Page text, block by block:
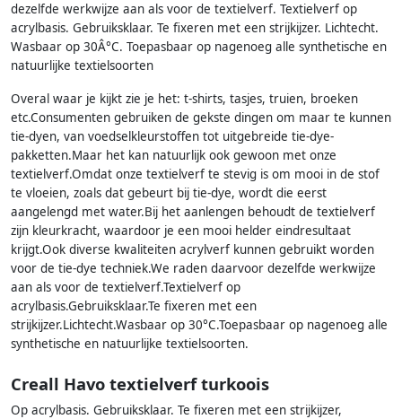
dezelfde werkwijze aan als voor de textielverf. Textielverf op
acrylbasis. Gebruiksklaar. Te fixeren met een strijkijzer. Lichtecht.
Wasbaar op 30Â°C. Toepasbaar op nagenoeg alle synthetische en
natuurlijke textielsoorten
Overal waar je kijkt zie je het: t-shirts, tasjes, truien, broeken
etc.Consumenten gebruiken de gekste dingen om maar te kunnen
tie-dyen, van voedselkleurstoffen tot uitgebreide tie-dye-
pakketten.Maar het kan natuurlijk ook gewoon met onze
textielverf.Omdat onze textielverf te stevig is om mooi in de stof
te vloeien, zoals dat gebeurt bij tie-dye, wordt die eerst
aangelengd met water.Bij het aanlengen behoudt de textielverf
zijn kleurkracht, waardoor je een mooi helder eindresultaat
krijgt.Ook diverse kwaliteiten acrylverf kunnen gebruikt worden
voor de tie-dye techniek.We raden daarvoor dezelfde werkwijze
aan als voor de textielverf.Textielverf op
acrylbasis.Gebruiksklaar.Te fixeren met een
strijkijzer.Lichtecht.Wasbaar op 30°C.Toepasbaar op nagenoeg alle
synthetische en natuurlijke textielsoorten.
Creall Havo textielverf turkoois
Op acrylbasis. Gebruiksklaar. Te fixeren met een strijkijzer,